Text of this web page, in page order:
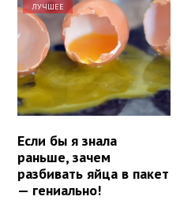
ЛУЧШЕЕ
Если бы я знала
раньше, зачем
разбивать яйца в пакет
— гениально!